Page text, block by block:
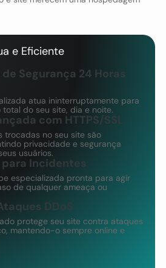
e Eficiente
Segurança 24 Horas
atua ininterruptamente para
do seu site, dia e noite.
com HTTPS/SSL
trocadas no seu site são
privacidade e segurança
usuários.
Incidentes
especializada pronta para agir
de qualquer ameaça ou
DDoS
protege seu site contra ataques
mantendo-o sempre online e